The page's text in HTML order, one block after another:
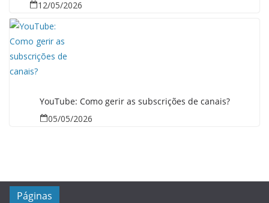
12/05/2026
YouTube: Como gerir as subscrições de canais?
05/05/2026
Páginas